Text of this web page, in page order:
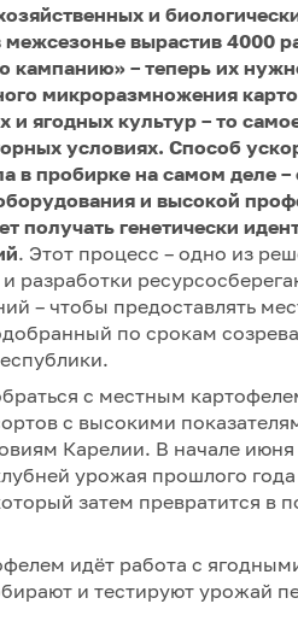
и
вырастив 4000
кампанию» – теперь их
микроразмножения
и ягодных культур – то
условиях. Способ
в пробирке на самом деле
и высокой
получать генетически
. Этот процесс – одно из
разработки
– чтобы предоставлять
по срокам
с местным
с высокими
Карелии. В начале
урожая прошлого
затем превратится в
идёт работа с
и тестируют урожай